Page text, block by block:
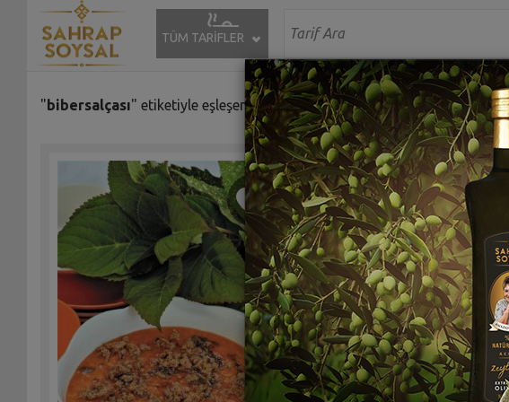
TÜM TARİFLER
"bibersalçası" etiketiyle eşleşen (4) tarif bulundu.